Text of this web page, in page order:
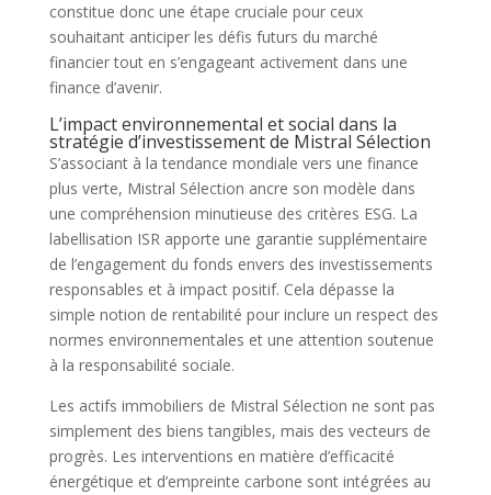
constitue donc une étape cruciale pour ceux
souhaitant anticiper les défis futurs du marché
financier tout en s’engageant activement dans une
finance d’avenir.
L’impact environnemental et social dans la
stratégie d’investissement de Mistral Sélection
S’associant à la tendance mondiale vers une finance
plus verte, Mistral Sélection ancre son modèle dans
une compréhension minutieuse des critères ESG. La
labellisation ISR apporte une garantie supplémentaire
de l’engagement du fonds envers des investissements
responsables et à impact positif. Cela dépasse la
simple notion de rentabilité pour inclure un respect des
normes environnementales et une attention soutenue
à la responsabilité sociale.
Les actifs immobiliers de Mistral Sélection ne sont pas
simplement des biens tangibles, mais des vecteurs de
progrès. Les interventions en matière d’efficacité
énergétique et d’empreinte carbone sont intégrées au